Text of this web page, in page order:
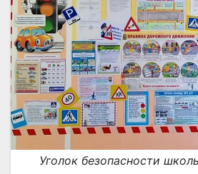
Уголок безопасности